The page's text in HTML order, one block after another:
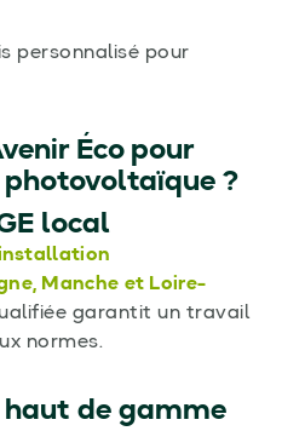
personnalisé pour
Éco pour
?
local
Manche et Loire-
garantit un travail
normes.
haut de gamme